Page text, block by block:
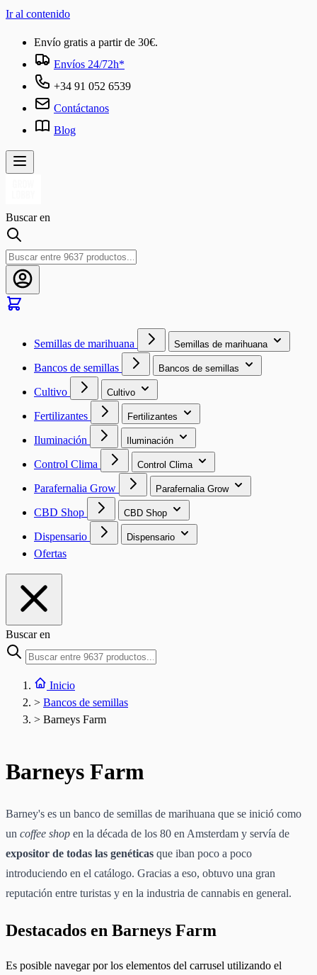
Ir al contenido
Envío gratis a partir de 30€.
Envíos 24/72h*
+34 91 052 6539
Contáctanos
Blog
Buscar en
Semillas de marihuana Semillas de marihuana
Bancos de semillas Bancos de semillas
Cultivo Cultivo
Fertilizantes Fertilizantes
Iluminación Iluminación
Control Clima Control Clima
Parafernalia Grow Parafernalia Grow
CBD Shop CBD Shop
Dispensario Dispensario
Ofertas
Buscar en
Inicio
> Bancos de semillas
> Barneys Farm
Barneys Farm
Barney's es un banco de semillas de marihuana que se inició como
un coffee shop en la década de los 80 en Amsterdam y servía de
expositor de todas las genéticas que iban poco a poco
introduciendo en el catálogo. Gracias a eso, obtuvo una gran
reputación entre turistas y en la industria de cannabis en general.
Destacados en Barneys Farm
Es posible navegar por los elementos del carrusel utilizando el